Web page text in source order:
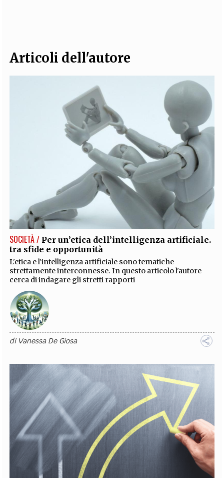
Articoli dell'autore
SOCIETÀ / Per un’etica dell’intelligenza artificiale.
tra sfide e opportunità
L'etica e l'intelligenza artificiale sono tematiche
strettamente interconnesse. In questo articolo l'autore
cerca di indagare gli stretti rapporti
di Vanessa De Giosa